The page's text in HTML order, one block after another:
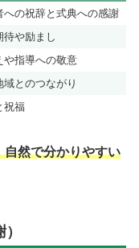
への祝辞と式典への感謝
待や励まし
や指導への敬意
とのつながり
祝福
然で分かりやすい